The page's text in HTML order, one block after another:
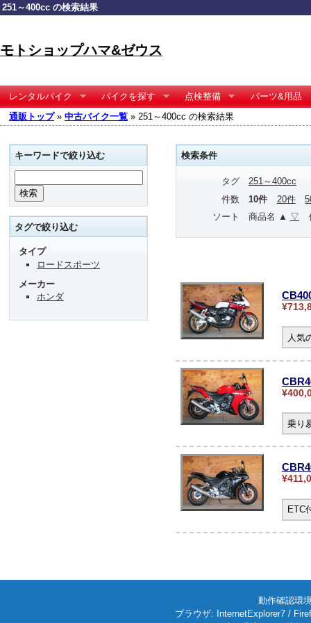
251～400cc の検索結果
モトショップハマ&ゼウス
レンタルバイク バイクを探す 点検整備
パーツ&用品
通販トップ» 中古バイク一覧 » 251～400cc の検索結果
検索条件
タグ
251～400cc
件数
10件 20件
ソート
商品名 ▲ ▽
人気
乗り
ETC
キーワードで絞り込む
タグで絞り込む
タイプ
ロードスポーツ
メーカー
ホンダ
動作確認環
ブラウザ: InternetExplorer7 /